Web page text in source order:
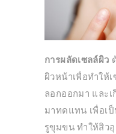
การผลัดเซลล์ผิว
ผิวหน้าเพื่อทำให้
ลอกออกมา และ
มาทดแทน เพื่อเ
รูขุมขน ทำให้สิว